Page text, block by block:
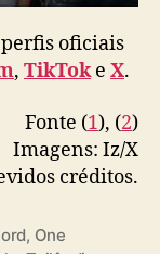
oficiais
, TikToke X.
Fonte (1), (2)
Imagens: Iz/X
créditos.
, One